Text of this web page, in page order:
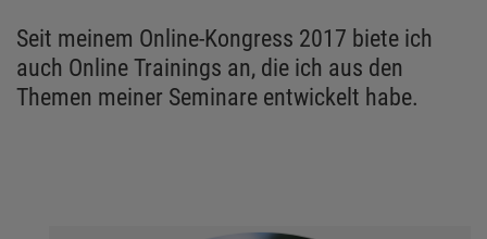
Seit meinem Online-Kongress 2017 biete ich
auch Online Trainings an, die ich aus den
Themen meiner Seminare entwickelt habe.